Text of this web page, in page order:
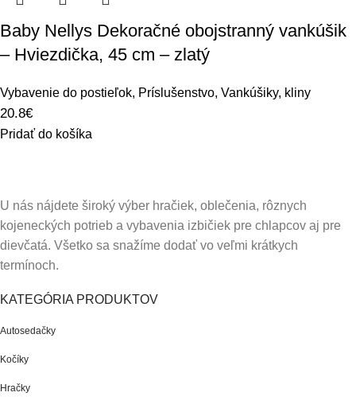
Baby Nellys Dekoračné obojstranný vankúšik
– Hviezdička, 45 cm – zlatý
Vybavenie do postieľok, Príslušenstvo, Vankúšiky, kliny
20.8€
Pridať do košíka
U nás nájdete široký výber hračiek, oblečenia, rôznych
kojeneckých potrieb a vybavenia izbičiek pre chlapcov aj pre
dievčatá. Všetko sa snažíme dodať vo veľmi krátkych
termínoch.
KATEGÓRIA PRODUKTOV
Autosedačky
Kočíky
Hračky